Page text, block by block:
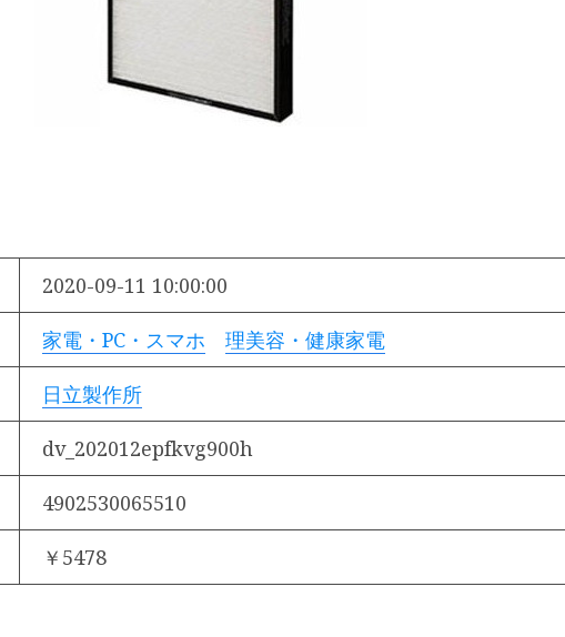
2020-09-11 10:00:00
家電・PC・スマホ 理美容・健康家電
日立製作所
dv_202012epfkvg900h
4902530065510
￥5478